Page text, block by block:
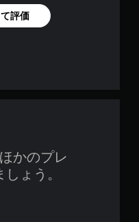
評価
かのプレ
ょう。